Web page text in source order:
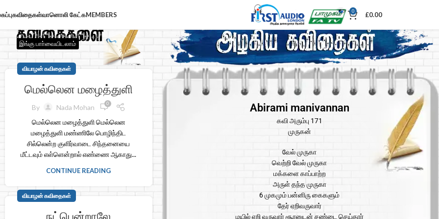
கவிதைகள்வானொலி கேட்கMEMBERS 0 £0.00
இங்கு பாா்வையிடலாம்
வியாழன் கவிதைகள்
மெல்லென மழைத்துளி
By Nada Mohan 0
மெல்லென மழைத்துளி மெல்லென
மழைத்துளி மண்ணிலே பொழிந்திட
சில்லென்ற குளிர்வாடை சிந்தனையை
மீட்டவும் எள்ளென்றால் எண்ணை ஆகாது...
CONTINUE READING
வியாழன் கவிதைகள்
Abirami manivannan
கவி அரும்பு 171
முருகன்
வேல் முருகா
வெற்றி வேல் முருகா
மக்களை காப்பாற்ற
அருள் தந்த முருகா
6 முகமும் பன்னிரு கைகளும்
தேர் ஏறிவருவார்
மயில் ஏறி வருவார் சூரனுடன் சண்டை செய்தார்